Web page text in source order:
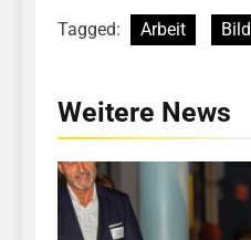
Tagged: Arbeit Bild
Weitere News